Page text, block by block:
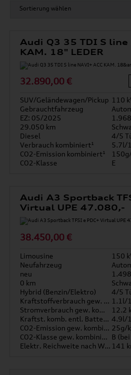
Audi Q3 35 TDI S line
KAM. 18" LEDER
32.890,00 €
SUV/Geländewagen/Pickup 110
Gebrauchtfahrzeug
EZ: 05/2025
29.050 km
Diesel
4/5
Verbrauch kombiniert¹
5.7l/
CO2-Emission kombiniert¹
CO2-Klasse
E
Audi A3 Sportback
Virtual UPE 47.080,-
38.450,00 €
Limousine
150
Neufahrzeug
neu
0 km
Hybrid (Benzin/Elektro)
4/5
Kraftstoffverbrauch gew. kombiniert 1.1l/
Stromverbrauch gew. kombiniert
12.2
Kraftst. komb. entl. Batterie 4.9l/
CO2-Emission gew. kombiniert 25g/
CO2-Klasse gew. kombiniert B
Elektr. Reichweite nach WLTP* 141